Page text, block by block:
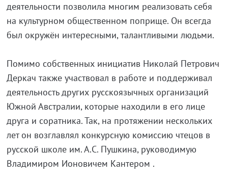
деятельности позволила многим реализовать себя
на культурном общественном поприще. Он всегда
был окружён интересными, талантливыми людьми.
Помимо собственных инициатив Николай Петрович
Деркач также участвовал в работе и поддерживал
деятельность других русскоязычных организаций
Южной Австралии, которые находили в его лице
друга и соратника. Так, на протяжении нескольких
лет он возглавлял конкурсную комиссию чтецов в
русской школе им. А.С. Пушкина, руководимую
Владимиром Ионовичем Кантером .